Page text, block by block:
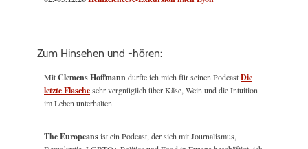
Zum Hinsehen und -hören:
MitClemens Hoffmanndurfte ich mich für seinen PodcastDie
letzte Flaschesehr vergnüglich über Käse, Wein und die Intuition
im Leben unterhalten.
The Europeansist ein Podcast, der sich mit Journalismus,